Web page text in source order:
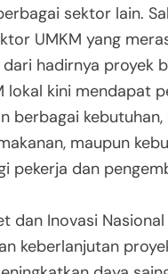
sektor lain.
UMKM yang
hadirnya proyek
lokal kini mendapat
berbagai
maupun
pekerja dan
dan Inovasi Nasional
keberlanjutan